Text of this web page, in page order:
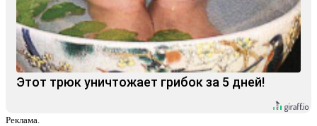
Этот трюк уничтожает грибок за 5 дней!
Реклама.